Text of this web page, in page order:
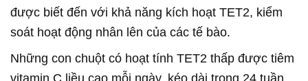
được biết đến với khả năng kích hoạt TET2, kiểm
soát hoạt động nhân lên của các tế bào.
Những con chuột có hoạt tính TET2 thấp được tiêm
vitamin C liều cao mỗi ngày, kéo dài trong 24 tuần.